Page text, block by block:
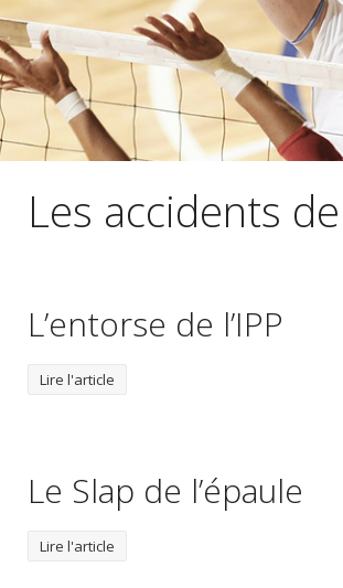
Les accidents
L’entorse de l’IPP
Lire l'article
Le Slap de l’épaule
Lire l'article